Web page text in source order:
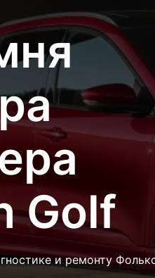
Golf
и ремонту